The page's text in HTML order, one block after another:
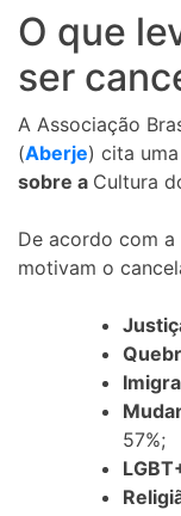
O que
ser
A Associação
(Aberje) cita
sobre a Cultura
De acordo com
motivam o
57%;